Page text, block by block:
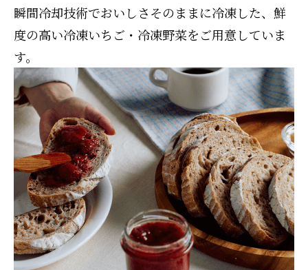
瞬間冷却技術でおいしさそのままに冷凍した、鮮
度の高い冷凍いちご・冷凍野菜をご用意していま
す。